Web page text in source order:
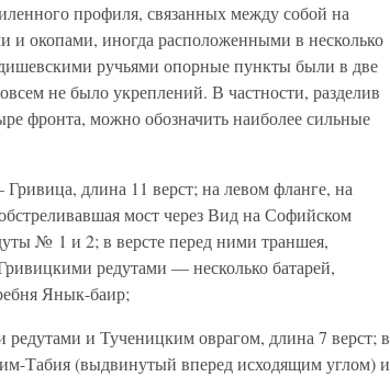
профиля, связанных между собой на
окопами, иногда расположенными в несколько
ручьями опорные пункты были в две
не было укреплений. В частности, разделив
фронта, можно обозначить наиболее сильные
длина 11 верст; на левом фланге, на
мост через Вид на Софийском
№ 1 и 2; в версте перед ними траншея,
редутами — несколько батарей,
Янык-баир;
и Тученицким оврагом, длина 7 верст; в
Табия (выдвинутый вперед исходящим углом) и